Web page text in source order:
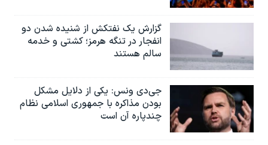
گزارش یک نفتکش از شنیده شدن دو
انفجار در تنگه هرمز؛ کشتی و خدمه
سالم هستند
جی‌دی ونس: یکی از دلایل مشکل
بودن مذاکره با جمهوری اسلامی نظام
چندپاره آن است